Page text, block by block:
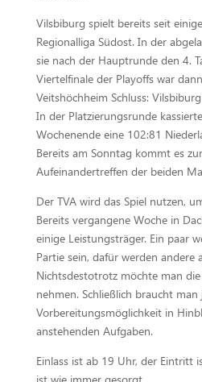
Vilsbiburg spielt bereits seit
Regionalliga Südost. In der
sie nach der Hauptrunde den 4.
Viertelfinale der Playoffs war
Veitshöchheim Schluss:
In der Platzierungsrunde
Wochenende eine 102:81
Bereits am Sonntag kommt es
Aufeinandertreffen der beiden
Der TVA wird das Spiel nutzen,
Bereits vergangene Woche in
einige Leistungsträger. Ein paar
Partie sein, dafür werden andere
Nichtsdestotrotz möchte man
nehmen. Schließlich braucht
Vorbereitungsmöglichkeit in
anstehenden Aufgaben.
Einlass ist ab 19 Uhr, der Eintritt